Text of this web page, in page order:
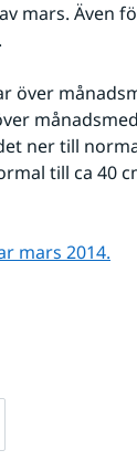
mars. Även
ner till
till ca 40
mars 2014.